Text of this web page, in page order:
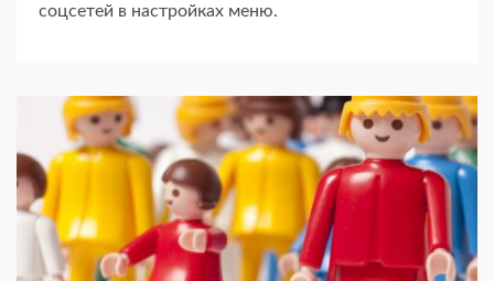
соцсетей в настройках меню.